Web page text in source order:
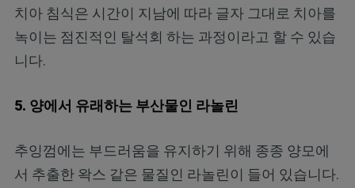
치아 침식은 시간이 지남에 따라 글자 그대로 치아를
녹이는 점진적인 탈석회 하는 과정이라고 할 수 있습
니다.
5. 양에서 유래하는 부산물인 라놀린
추잉껌에는 부드러움을 유지하기 위해 종종 양모에
서 추출한 왁스 같은 물질인 라놀린이 들어 있습니다.